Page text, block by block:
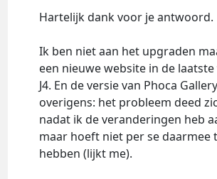
Hartelijk dank voor je antwoord.
Ik ben niet aan het upgraden
een nieuwe website in de laatste
J4. En de versie van Phoca
overigens: het probleem deed
nadat ik de veranderingen heb
maar hoeft niet per se daarmee
hebben (lijkt me).